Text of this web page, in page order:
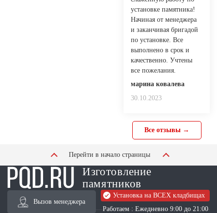
установке памятника!
Начиная от менеджера
и заканчивая бригадой
по установке. Все
выполнено в срок и
качественно. Учтены
все пожелания.
марина ковалева
30.10.2023
Все отзывы →
Перейти в начало страницы
Изготовление
памятников
Вызов менеджера
Установка на ВСЕХ кладбищах
Работаем : Ежедневно 9:00 до 21:00